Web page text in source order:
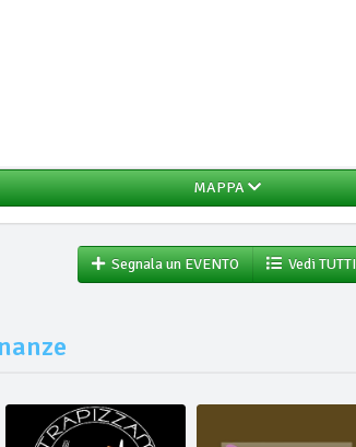
MAPPA
Segnala un EVENTO Vedi TUTTI